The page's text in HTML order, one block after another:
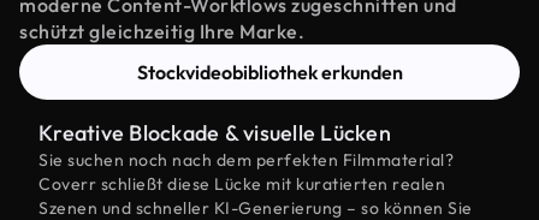
moderne Content-Workflows zugeschnitten und
schützt gleichzeitig Ihre Marke.
Stockvideobibliothek erkunden
Kreative Blockade & visuelle Lücken
Sie suchen noch nach dem perfekten Filmmaterial?
Coverr schließt diese Lücke mit kuratierten realen
Szenen und schneller KI-Generierung – so können Sie